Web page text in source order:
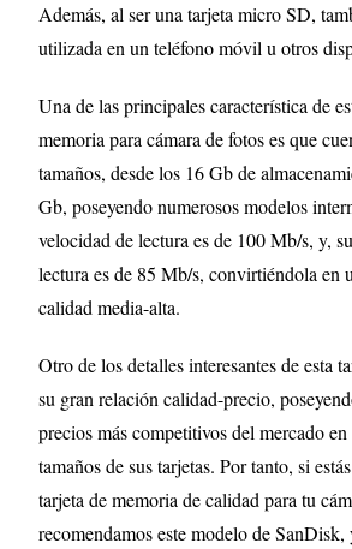
Además, al ser una tarjeta micro SD,
utilizada en un teléfono móvil u otros
Una de las principales característica de
memoria para cámara de fotos es que
tamaños, desde los 16 Gb de
Gb, poseyendo numerosos modelos
velocidad de lectura es de 100 Mb/s, y,
lectura es de 85 Mb/s, convirtiéndola en
calidad media-alta.
Otro de los detalles interesantes de esta
su gran relación calidad-precio,
precios más competitivos del mercado
tamaños de sus tarjetas. Por tanto, si
tarjeta de memoria de calidad para tu
recomendamos este modelo de SanDisk,